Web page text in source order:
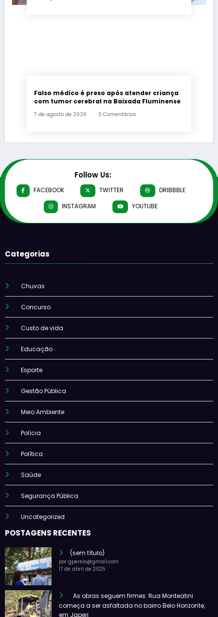
Falso médico é preso após atender criança
com tumor cerebral na Baixada Fluminense
7 de agosto de 2026 0 Comentários
Follow Us:
FACEBOOK TWITTER
DRIBBBLE
INSTAGRAM
YOUTUBE
Categorias
Chuvas
Concurso
Custo de vida
Educação
Esporte
Gestão Pública
Meio Ambiente
Polícia
Política
Saúde
Segurança Pública
Uncategorized
POSTAGENS RECENTES
(sem título)
por gperelo@gmail.com
17 de abril de 2025
As obras seguem firmes: Rua Monteatini
começa a ser asfaltada no bairro Belo Horizonte,
em Japeri